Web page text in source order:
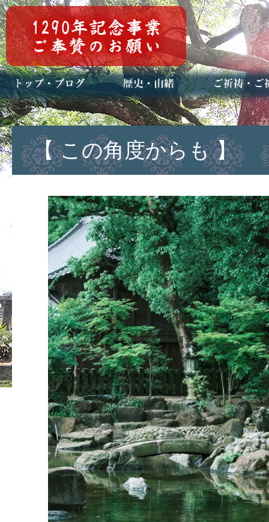
トップページ
ブログ(日々八百万)
お知らせ一覧 歴史・ご祭神
年中行事
メディア掲載 ご祈祷・ご祈
安産祈願
初宮参り
七五三詣
長寿のお祝い
神前結婚式
厄祓い・方位
車のお祓い
地鎮祭
神葬祭（神式
【 この角度からも 】